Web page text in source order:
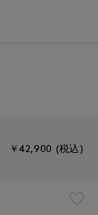
￥42,900 (税込)